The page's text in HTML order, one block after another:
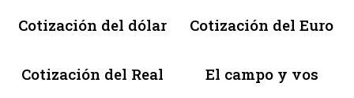
Cotización del dólar Cotización del Euro
Cotización del Real El campo y vos